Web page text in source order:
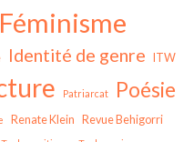
Féminisme
Identité de genre ITW
Patriarcat Poésie
Renate Klein Revue Behigorri